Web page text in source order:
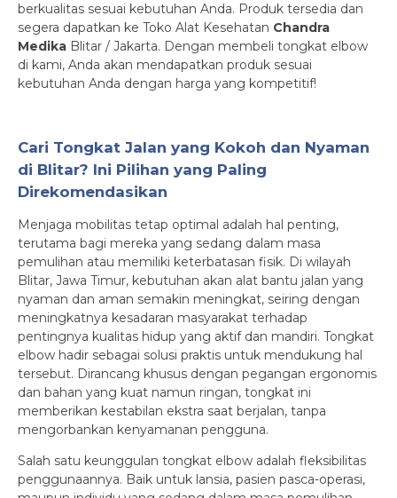
berkualitas sesuai kebutuhan Anda. Produk tersedia dan
segera dapatkan ke Toko Alat Kesehatan Chandra
Medika Blitar / Jakarta. Dengan membeli tongkat elbow
di kami, Anda akan mendapatkan produk sesuai
kebutuhan Anda dengan harga yang kompetitif!
Cari Tongkat Jalan yang Kokoh dan Nyaman
di Blitar? Ini Pilihan yang Paling
Direkomendasikan
Menjaga mobilitas tetap optimal adalah hal penting,
terutama bagi mereka yang sedang dalam masa
pemulihan atau memiliki keterbatasan fisik. Di wilayah
Blitar, Jawa Timur, kebutuhan akan alat bantu jalan yang
nyaman dan aman semakin meningkat, seiring dengan
meningkatnya kesadaran masyarakat terhadap
pentingnya kualitas hidup yang aktif dan mandiri. Tongkat
elbow hadir sebagai solusi praktis untuk mendukung hal
tersebut. Dirancang khusus dengan pegangan ergonomis
dan bahan yang kuat namun ringan, tongkat ini
memberikan kestabilan ekstra saat berjalan, tanpa
mengorbankan kenyamanan pengguna.
Salah satu keunggulan tongkat elbow adalah fleksibilitas
penggunaannya. Baik untuk lansia, pasien pasca-operasi,